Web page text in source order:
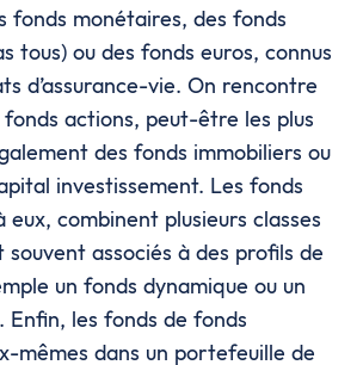
fonds monétaires, des fonds
tous) ou des fonds euros, connus
d’assurance-vie. On rencontre
actions, peut-être les plus
des fonds immobiliers ou
investissement. Les fonds
combinent plusieurs classes
souvent associés à des profils de
un fonds dynamique ou un
Enfin, les fonds de fonds
mêmes dans un portefeuille de